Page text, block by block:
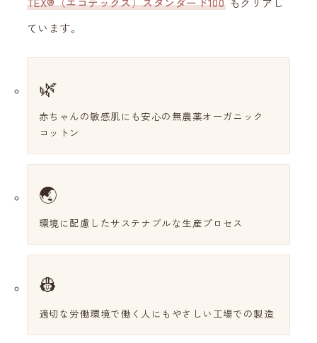
ています。
🌿
赤ちゃんの敏感肌にも安心の無農薬オーガニック
コットン
🌏
環境に配慮したサステナブルな生産プロセス
👷
適切な労働環境で働く人にもやさしい工場での製造